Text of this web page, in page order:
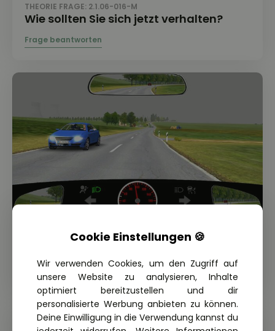
THEORIE FRAGE: 2.1.06-016-M
Wie sollten Sie sich jetzt verhalten?
THEORIE FRAGE: 2.1.06-017-M
Cookie Einstellungen 🍪
Wir verwenden Cookies, um den Zugriff auf
unsere Website zu analysieren, Inhalte
optimiert bereitzustellen und dir
personalisierte Werbung anbieten zu können.
Deine Einwilligung in die Verwendung kannst du